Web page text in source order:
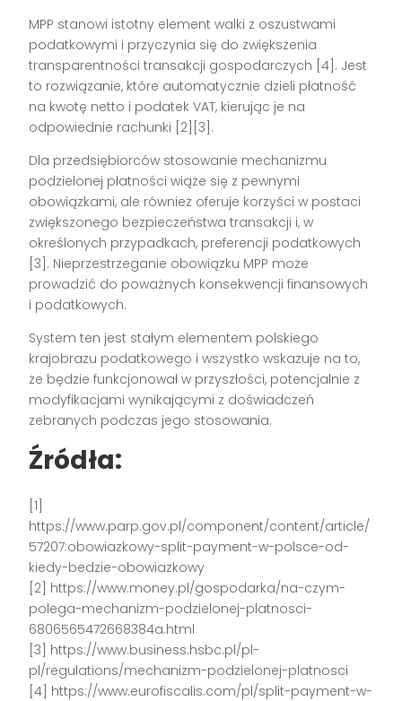
MPP stanowi istotny element walki z oszustwami
podatkowymi i przyczynia się do zwiększenia
transparentności transakcji gospodarczych [4]. Jest
to rozwiązanie, które automatycznie dzieli płatność
na kwotę netto i podatek VAT, kierując je na
odpowiednie rachunki [2][3].
Dla przedsiębiorców stosowanie mechanizmu
podzielonej płatności wiąże się z pewnymi
obowiązkami, ale również oferuje korzyści w postaci
zwiększonego bezpieczeństwa transakcji i, w
określonych przypadkach, preferencji podatkowych
[3]. Nieprzestrzeganie obowiązku MPP może
prowadzić do poważnych konsekwencji finansowych
i podatkowych.
System ten jest stałym elementem polskiego
krajobrazu podatkowego i wszystko wskazuje na to,
że będzie funkcjonował w przyszłości, potencjalnie z
modyfikacjami wynikającymi z doświadczeń
zebranych podczas jego stosowania.
Źródła:
[1]
https://www.parp.gov.pl/component/content/article/
57207:obowiazkowy-split-payment-w-polsce-od-
kiedy-bedzie-obowiazkowy
[2] https://www.money.pl/gospodarka/na-czym-
polega-mechanizm-podzielonej-platnosci-
6806565472668384a.html
[3] https://www.business.hsbc.pl/pl-
pl/regulations/mechanizm-podzielonej-platnosci
[4] https://www.eurofiscalis.com/pl/split-payment-w-